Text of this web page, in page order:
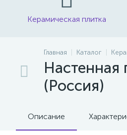
Керамическая плитка
Главная Каталог
Настенная
(Россия)
Описание